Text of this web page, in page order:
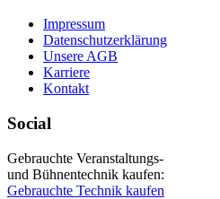
Impressum
Datenschutzerklärung
Unsere AGB
Karriere
Kontakt
Social
Gebrauchte Veranstaltungs-
und Bühnentechnik kaufen:
Gebrauchte Technik kaufen